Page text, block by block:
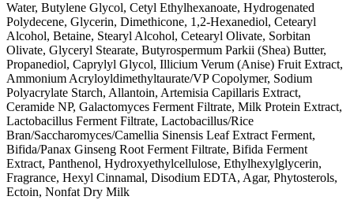
Water, Butylene Glycol, Cetyl Ethylhexanoate, Hydrogenated
Polydecene, Glycerin, Dimethicone, 1,2-Hexanediol, Cetearyl
Alcohol, Betaine, Stearyl Alcohol, Cetearyl Olivate, Sorbitan
Olivate, Glyceryl Stearate, Butyrospermum Parkii (Shea) Butter,
Propanediol, Caprylyl Glycol, Illicium Verum (Anise) Fruit Extract,
Ammonium Acryloyldimethyltaurate/VP Copolymer, Sodium
Polyacrylate Starch, Allantoin, Artemisia Capillaris Extract,
Ceramide NP, Galactomyces Ferment Filtrate, Milk Protein Extract,
Lactobacillus Ferment Filtrate, Lactobacillus/Rice
Bran/Saccharomyces/Camellia Sinensis Leaf Extract Ferment,
Bifida/Panax Ginseng Root Ferment Filtrate, Bifida Ferment
Extract, Panthenol, Hydroxyethylcellulose, Ethylhexylglycerin,
Fragrance, Hexyl Cinnamal, Disodium EDTA, Agar, Phytosterols,
Ectoin, Nonfat Dry Milk